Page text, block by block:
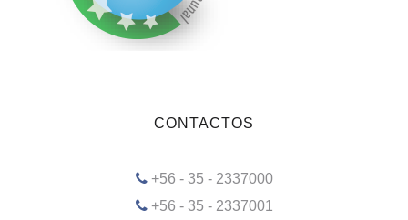
CONTACTOS
+56 - 35 - 2337000
+56 - 35 - 2337001